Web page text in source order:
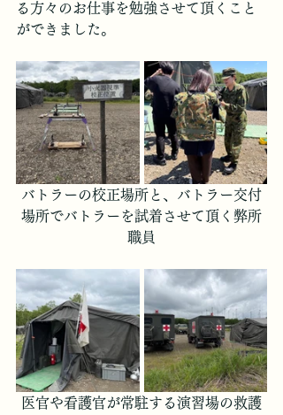
る方々のお仕事を勉強させて頂くこと
ができました。
バトラーの校正場所と、バトラー交付
場所でバトラーを試着させて頂く弊所
職員
医官や看護官が常駐する演習場の救護